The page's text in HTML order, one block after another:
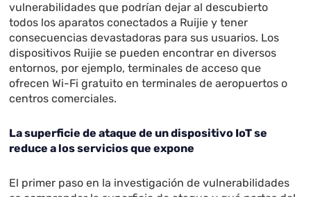
vulnerabilidades que podrían dejar al descubierto
todos los aparatos conectados a Ruijie y tener
consecuencias devastadoras para sus usuarios. Los
dispositivos Ruijie se pueden encontrar en diversos
entornos, por ejemplo, terminales de acceso que
ofrecen Wi-Fi gratuito en terminales de aeropuertos o
centros comerciales.
La superficie de ataque de un dispositivo IoT se
reduce a los servicios que expone
El primer paso en la investigación de vulnerabilidades